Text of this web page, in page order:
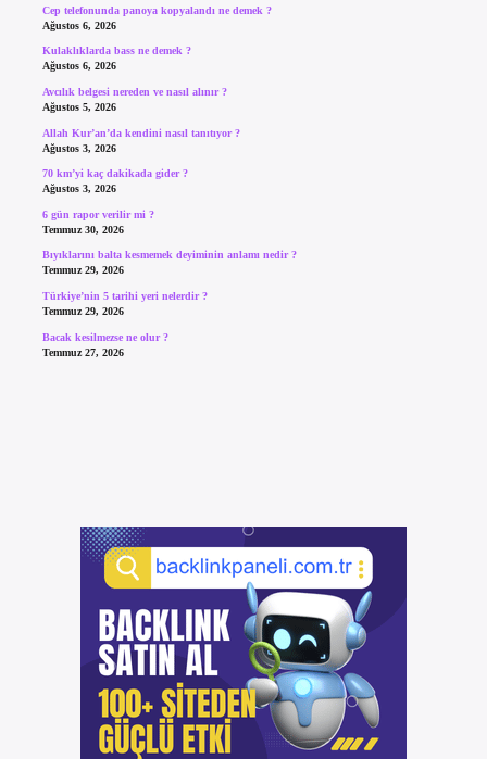
Cep telefonunda panoya kopyalandı ne demek ?
Ağustos 6, 2026
Kulaklıklarda bass ne demek ?
Ağustos 6, 2026
Avcılık belgesi nereden ve nasıl alınır ?
Ağustos 5, 2026
Allah Kur’an’da kendini nasıl tanıtıyor ?
Ağustos 3, 2026
70 km’yi kaç dakikada gider ?
Ağustos 3, 2026
6 gün rapor verilir mi ?
Temmuz 30, 2026
Bıyıklarını balta kesmemek deyiminin anlamı nedir ?
Temmuz 29, 2026
Türkiye’nin 5 tarihi yeri nelerdir ?
Temmuz 29, 2026
Bacak kesilmezse ne olur ?
Temmuz 27, 2026